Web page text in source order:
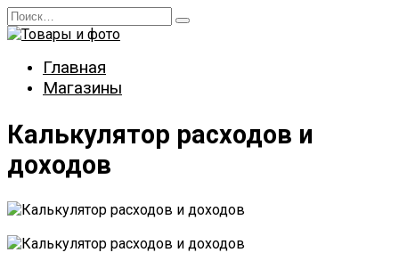
Перейти
к
Search
for:
Главная
Магазины
Калькулятор расходов и
доходов